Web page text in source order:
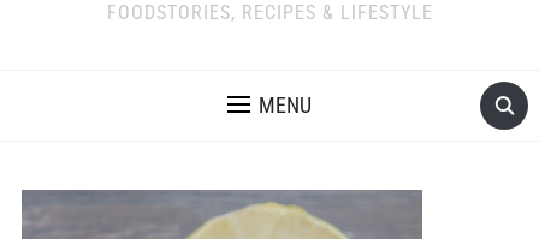
FOODSTORIES, RECIPES & LIFESTYLE
MENU